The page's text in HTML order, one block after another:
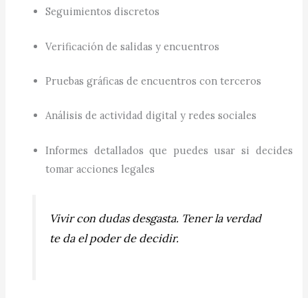
Seguimientos discretos
Verificación de salidas y encuentros
Pruebas gráficas de encuentros con terceros
Análisis de actividad digital y redes sociales
Informes detallados que puedes usar si decides
tomar acciones legales
Vivir con dudas desgasta. Tener la verdad
te da el poder de decidir.